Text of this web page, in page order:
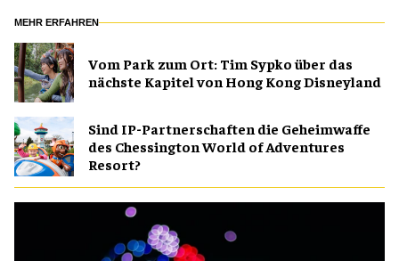
MEHR ERFAHREN
Vom Park zum Ort: Tim Sypko über das
nächste Kapitel von Hong Kong Disneyland
Sind IP-Partnerschaften die Geheimwaffe
des Chessington World of Adventures
Resort?